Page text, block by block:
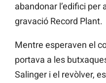
abandonar l’edifici per
gravació Record Plant.
Mentre esperaven el
portava a les
Salinger i el revòlver,